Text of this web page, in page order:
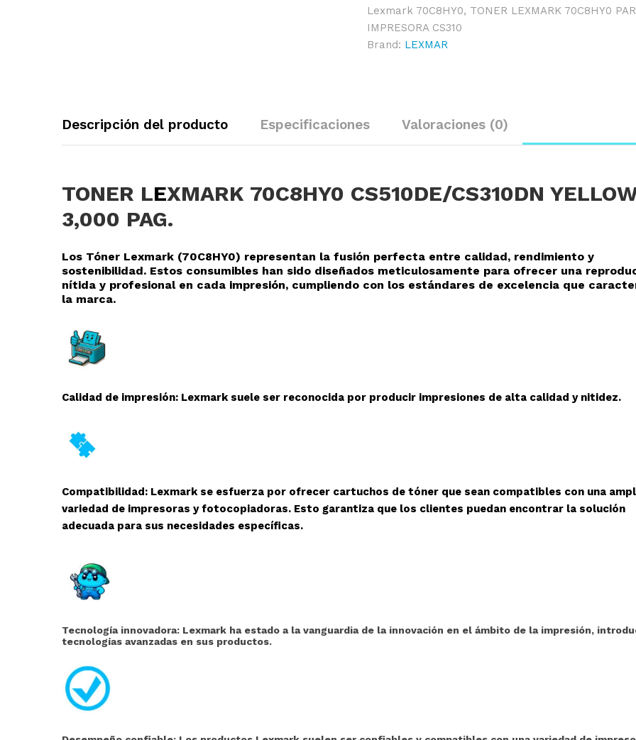
Lexmark 70C8HY0, TONER LEXMARK 70C8HY0
IMPRESORA CS310
Brand: LEXMAR
Descripción del producto Especificaciones Valoraciones (0)
TONER LEXMARK 70C8HY0 CS510DE/CS310DN
3,000 PAG.
Los Tóner Lexmark (70C8HY0) representan la fusión perfecta entre calidad, rendimiento y
sostenibilidad. Estos consumibles han sido diseñados meticulosamente para ofrecer una
nítida y profesional en cada impresión, cumpliendo con los estándares de excelencia que
la marca.
Calidad de impresión: Lexmark suele ser reconocida por producir impresiones de alta calidad y nitidez.
Compatibilidad: Lexmark se esfuerza por ofrecer cartuchos de tóner que sean compatibles con una
variedad de impresoras y fotocopiadoras. Esto garantiza que los clientes puedan encontrar la solución
adecuada para sus necesidades específicas.
Tecnología innovadora: Lexmark ha estado a la vanguardia de la innovación en el ámbito de la impresión,
tecnologías avanzadas en sus productos.